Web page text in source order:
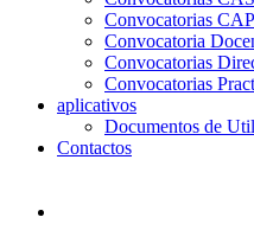
Convocatorias CAP
Convocatoria
Convocatorias
Convocatorias
aplicativos
Documentos de
Contactos